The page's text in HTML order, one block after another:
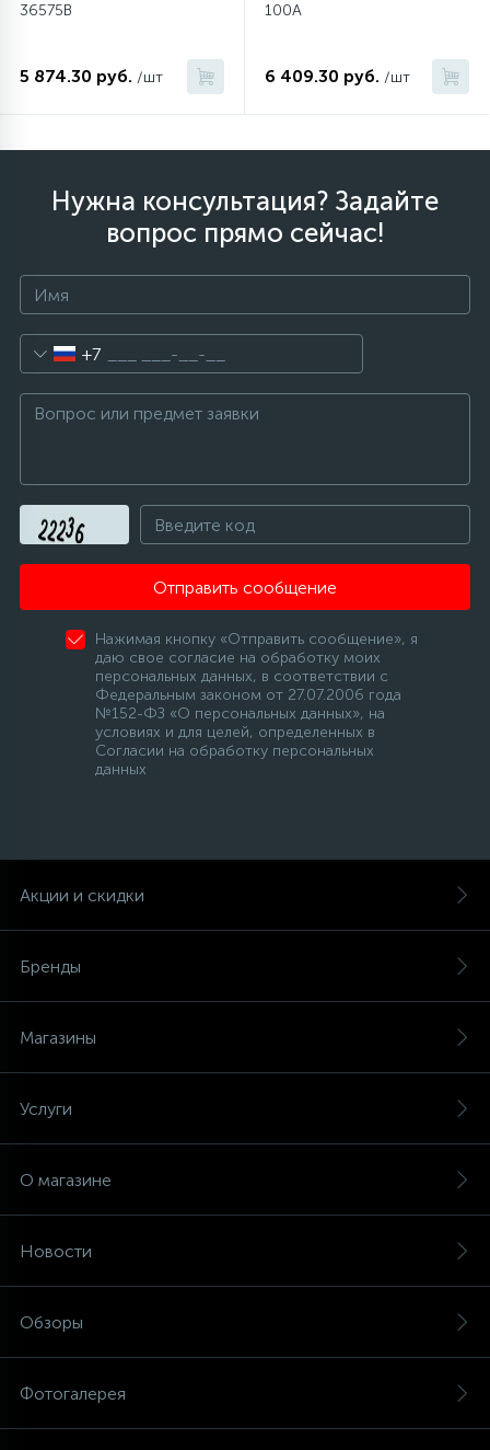
36575B
5 874.30 руб. /шт
100A
6 409.30 руб. /шт
Нужна консультация? Задайте
вопрос прямо сейчас!
+7
Отправить сообщение
Нажимая кнопку «Отправить сообщение», я
даю свое согласие на обработку моих
персональных данных, в соответствии с
Федеральным законом от 27.07.2006 года
№152-ФЗ «О персональных данных», на
условиях и для целей, определенных в
Согласии на обработку персональных
данных
Акции и скидки
Бренды
Магазины
Услуги
О магазине
Новости
Обзоры
Фотогалерея